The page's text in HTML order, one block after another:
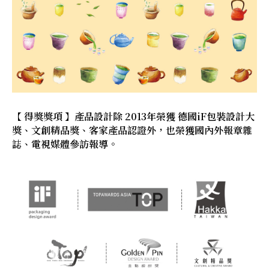
【 得獎獎項 】產品設計除 2013年榮獲 德國iF包裝設計大
獎、文創精品獎、客家產品認證外，也榮獲國內外報章雜
誌、電視媒體參訪報導。